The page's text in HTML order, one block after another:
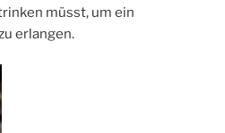
müsst, um ein
erlangen.